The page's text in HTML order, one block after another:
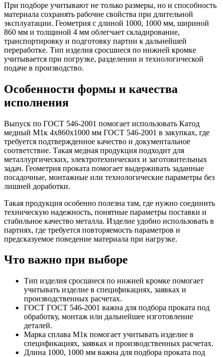
При подборе учитывают не только размеры, но и способность
материала сохранять рабочие свойства при длительной
эксплуатации. Геометрия с длиной 1000, 1000 мм, шириной
860 мм и толщиной 4 мм облегчает складирование,
транспортировку и подготовку партии к дальнейшей
переработке. Тип изделия сросшиеся по нижней кромке
учитывается при погрузке, разделении и технологической
подаче в производство.
Особенности формы и качества
исполнения
Выпуск по ГОСТ 546-2001 помогает использовать Катод
медный М1к 4х860х1000 мм ГОСТ 546-2001 в закупках, где
требуется подтвержденное качество и документальное
соответствие. Такая медная продукция подходит для
металлургических, электротехнических и заготовительных
задач. Геометрия проката помогает выдерживать заданные
посадочные, монтажные или технологические параметры без
лишней доработки.
Такая продукция особенно полезна там, где нужно соединить
техническую надежность, понятные параметры поставки и
стабильное качество металла. Изделие удобно использовать в
партиях, где требуется повторяемость параметров и
предсказуемое поведение материала при нагрузке.
Что важно при выборе
Тип изделия сросшиеся по нижней кромке помогает
учитывать изделие в спецификациях, заявках и
производственных расчетах.
ГОСТ ГОСТ 546-2001 важна для подбора проката под
обработку, монтаж или дальнейшее изготовление
деталей.
Марка сплава М1к помогает учитывать изделие в
спецификациях, заявках и производственных расчетах.
Длина 1000, 1000 мм важна для подбора проката под